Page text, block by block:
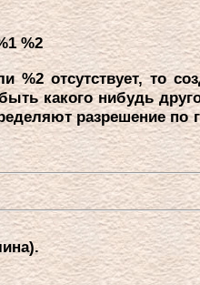
%2
отсутствует, то
какого нибудь
pазpешение по